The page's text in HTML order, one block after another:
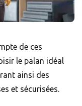
de ces
le palan idéal
ainsi des
et sécurisées.